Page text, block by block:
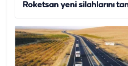
Roketsan yeni silahlarını